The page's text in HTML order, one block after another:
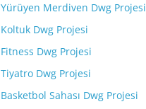
Yürüyen Merdiven Dwg Projesi
Koltuk Dwg Projesi
Fitness Dwg Projesi
Tiyatro Dwg Projesi
Basketbol Sahası Dwg Projesi